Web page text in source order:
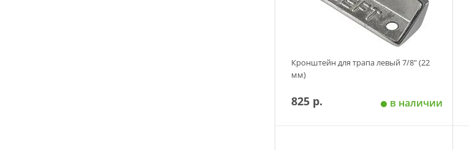
Кронштейн для трапа левый 7/8" (22
мм)
825 р. в наличии